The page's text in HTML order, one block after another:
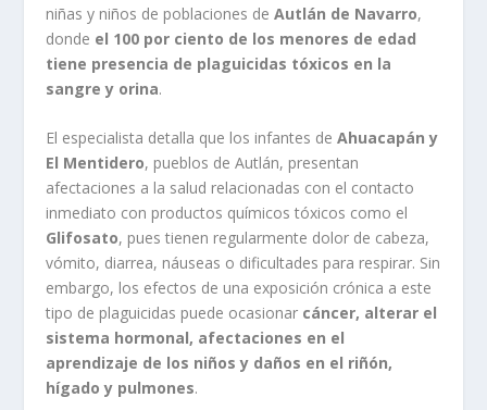
niñas y niños de poblaciones deAutlán de Navarro,
donde el 100 por ciento de los menores de edad
tiene presencia de plaguicidas tóxicos en la
sangre y orina.
El especialista detalla que los infantes deAhuacapán y
El Mentidero, pueblos de Autlán, presentan
afectaciones a la salud relacionadas con el contacto
inmediato con productos químicos tóxicos como el
Glifosato, pues tienen regularmente dolor de cabeza,
vómito, diarrea, náuseas o dificultades para respirar. Sin
embargo, los efectos de una exposición crónica a este
tipo de plaguicidas puede ocasionar cáncer, alterar el
sistema hormonal, afectaciones en el
aprendizaje de los niños y daños en el riñón,
hígado y pulmones.